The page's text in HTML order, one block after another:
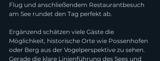
Flug und anschließendem Restaurantbesuch
am See rundet den Tag perfekt ab.
Ergänzend schätzen viele Gäste die
Möglichkeit, historische Orte wie Possenhofen
oder Berg aus der Vogelperspektive zu sehen.
Gerade die klare Linienführung des Sees und